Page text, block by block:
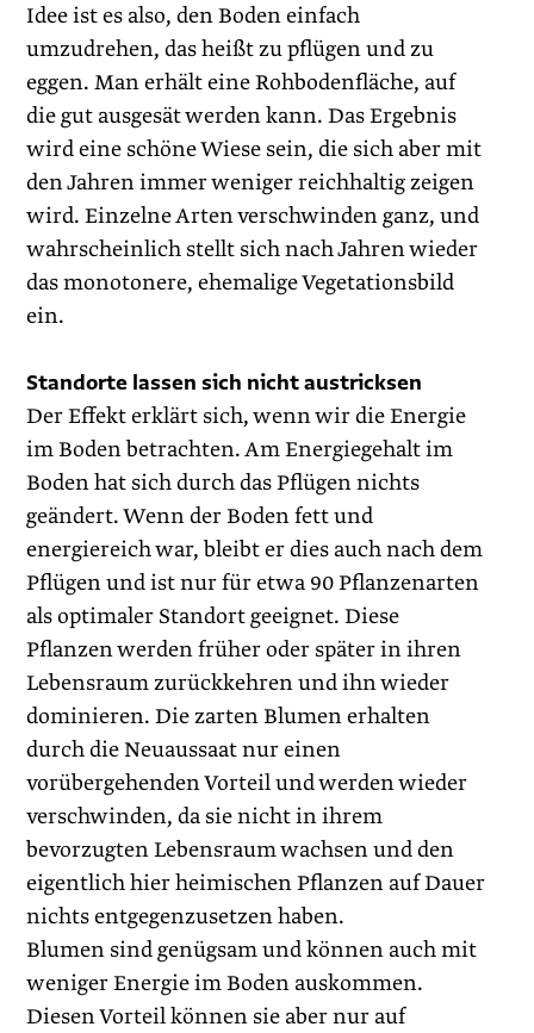
Idee ist es also, den Boden einfach
umzudrehen, das heißt zu pflügen und zu
eggen. Man erhält eine Rohbodenfläche, auf
die gut ausgesät werden kann. Das Ergebnis
wird eine schöne Wiese sein, die sich aber mit
den Jahren immer weniger reichhaltig zeigen
wird. Einzelne Arten verschwinden ganz, und
wahrscheinlich stellt sich nach Jahren wieder
das monotonere, ehemalige Vegetationsbild
ein.
Standorte lassen sich nicht austricksen
Der Effekt erklärt sich, wenn wir die Energie
im Boden betrachten. Am Energiegehalt im
Boden hat sich durch das Pflügen nichts
geändert. Wenn der Boden fett und
energiereich war, bleibt er dies auch nach dem
Pflügen und ist nur für etwa 90 Pflanzenarten
als optimaler Standort geeignet. Diese
Pflanzen werden früher oder später in ihren
Lebensraum zurückkehren und ihn wieder
dominieren. Die zarten Blumen erhalten
durch die Neuaussaat nur einen
vorübergehenden Vorteil und werden wieder
verschwinden, da sie nicht in ihrem
bevorzugten Lebensraum wachsen und den
eigentlich hier heimischen Pflanzen auf Dauer
nichts entgegenzusetzen haben.
Blumen sind genügsam und können auch mit
weniger Energie im Boden auskommen.
Diesen Vorteil können sie aber nur auf